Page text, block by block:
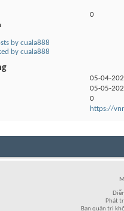
0
by cuala888
by cuala888
05-04-
05-05-
0
https://
Phát
Ban quản trị